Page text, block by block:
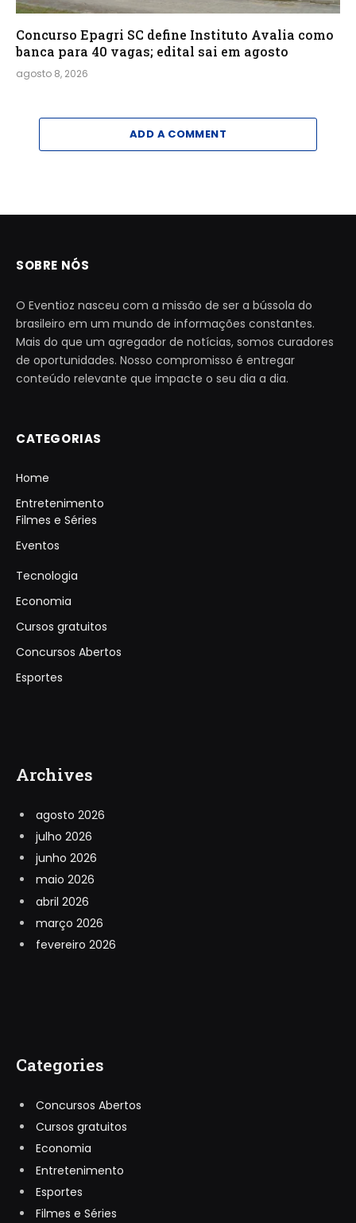
Concurso Epagri SC define Instituto Avalia como
banca para 40 vagas; edital sai em agosto
agosto 8, 2026
ADD A COMMENT
SOBRE NÓS
O Eventioz nasceu com a missão de ser a bússola do
brasileiro em um mundo de informações constantes.
Mais do que um agregador de notícias, somos curadores
de oportunidades. Nosso compromisso é entregar
conteúdo relevante que impacte o seu dia a dia.
CATEGORIAS
Home
Entretenimento
Filmes e Séries
Eventos
Tecnologia
Economia
Cursos gratuitos
Concursos Abertos
Esportes
Archives
agosto 2026
julho 2026
junho 2026
maio 2026
abril 2026
março 2026
fevereiro 2026
Categories
Concursos Abertos
Cursos gratuitos
Economia
Entretenimento
Esportes
Filmes e Séries